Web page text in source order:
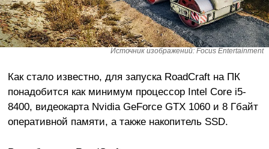
Источник изображений: Focus Entertainment
Как стало известно, для запуска RoadCraft на ПК
понадобится как минимум процессор Intel Core i5-
8400, видеокарта Nvidia GeForce GTX 1060 и 8 Гбайт
оперативной памяти, а также накопитель SSD.